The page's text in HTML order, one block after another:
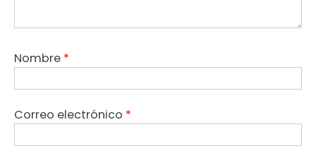
Nombre *
Correo electrónico *